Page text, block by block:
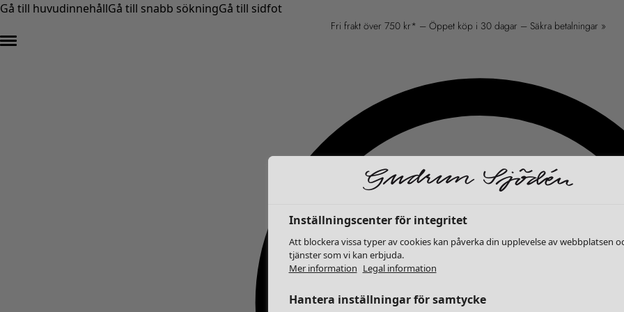
Gå till huvudinnehållGå till snabb sökningGå till sidfot
Fri frakt över 750 kr* – Öppet köp i 30 dagar – Säkra betalningar »
Inställningscenter för integritet
Att blockera vissa typer av cookies kan påverka din upplevelse av webbplatsen
tjänster som vi kan erbjuda.
Mer information Legal information
Hantera inställningar för samtycke